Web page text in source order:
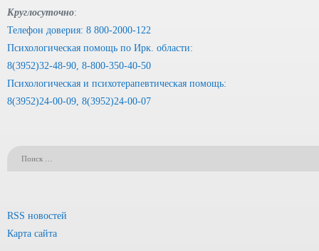
Круглосуточно:
Телефон доверия: 8 800-2000-122
Психологическая помощь по Ирк. области:
8(3952)32-48-90, 8-800-350-40-50
Психологическая и психотерапевтическая помощь:
8(3952)24-00-09, 8(3952)24-00-07
RSS новостей
Карта сайта